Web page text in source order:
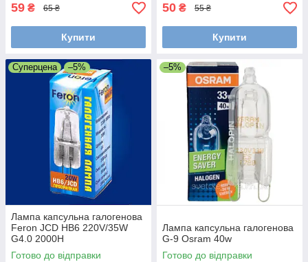
59 ₴ 65 ₴
Купити
50 ₴ 55 ₴
Купити
Суперцена –5%
Лампа капсульна галогенова
Feron JCD HB6 220V/35W
G4.0 2000H
Готово до відправки
–5%
Лампа капсульна галогенова
G-9 Osram 40w
Готово до відправки